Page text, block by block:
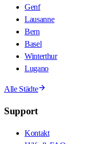
Genf
Lausanne
Bern
Basel
Winterthur
Lugano
Alle Städte
Support
Kontakt